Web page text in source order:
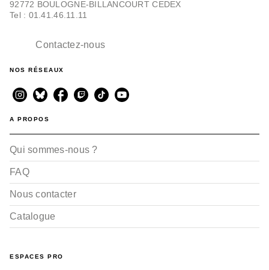
Didier Convard
Joëlle Savey
BD AVENTURE, WESTERN ET POLAR
Joëlle Savey
92772 BOULOGNE-BILLANCOURT CEDEX
Tel : 01.41.46.11.11
Contactez-nous
NOS RÉSEAUX
A PROPOS
Qui sommes-nous ?
FAQ
Nous contacter
Catalogue
ESPACES PRO